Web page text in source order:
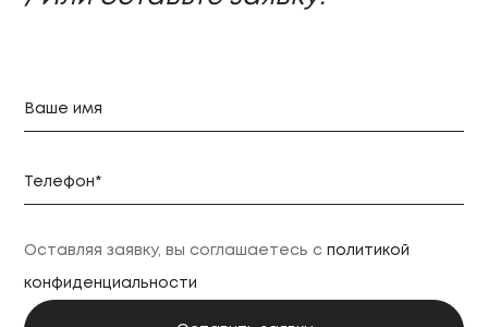
Оставляя заявку, вы соглашаетесь сполитикой
конфиденциальности